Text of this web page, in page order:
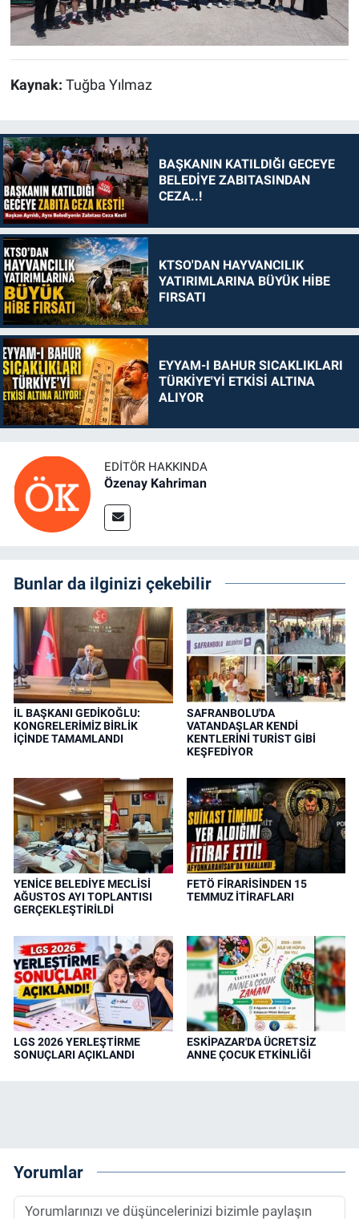
Kaynak: Tuğba Yılmaz
BAŞKANIN KATILDIĞI GECEYE
BELEDİYE ZABITASINDAN
CEZA..!
KTSO'DAN HAYVANCILIK
YATIRIMLARINA BÜYÜK HİBE
FIRSATI
EYYAM-I BAHUR SICAKLIKLARI
TÜRKİYE'Yİ ETKİSİ ALTINA
ALIYOR
EDITÖR HAKKINDA
Özenay Kahriman
Bunlar da ilginizi çekebilir
İL BAŞKANI GEDİKOĞLU:
KONGRELERİMİZ BİRLİK
İÇİNDE TAMAMLANDI
SAFRANBOLU'DA
VATANDAŞLAR KENDİ
KENTLERİNİ TURİST GİBİ
KEŞFEDİYOR
YENİCE BELEDİYE MECLİSİ
AĞUSTOS AYI TOPLANTISI
GERÇEKLEŞTİRİLDİ
FETÖ FİRARİSİNDEN 15
TEMMUZ İTİRAFLARI
LGS 2026 YERLEŞTİRME
SONUÇLARI AÇIKLANDI
ESKİPAZAR'DA ÜCRETSİZ
ANNE ÇOCUK ETKİNLİĞİ
Yorumlar